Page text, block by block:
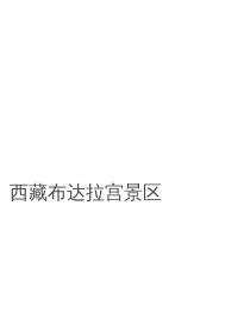
西藏布达拉宫景区